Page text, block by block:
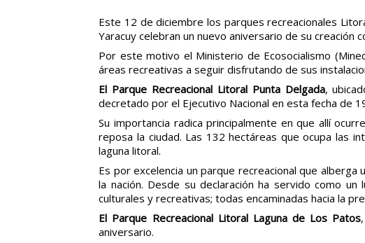
Este 12 de diciembre los parques recreacionales
Yaracuy celebran un nuevo aniversario de su creación
Por este motivo el Ministerio de Ecosocialismo
áreas recreativas a seguir disfrutando de sus
El Parque Recreacional Litoral Punta Delgada,
decretado por el Ejecutivo Nacional en esta fecha de
Su importancia radica principalmente en que allí
reposa la ciudad. Las 132 hectáreas que ocupa las
laguna litoral.
Es por excelencia un parque recreacional que
la nación. Desde su declaración ha servido como
culturales y recreativas; todas encaminadas hacia la
El Parque Recreacional Litoral Laguna de Los Patos
aniversario.